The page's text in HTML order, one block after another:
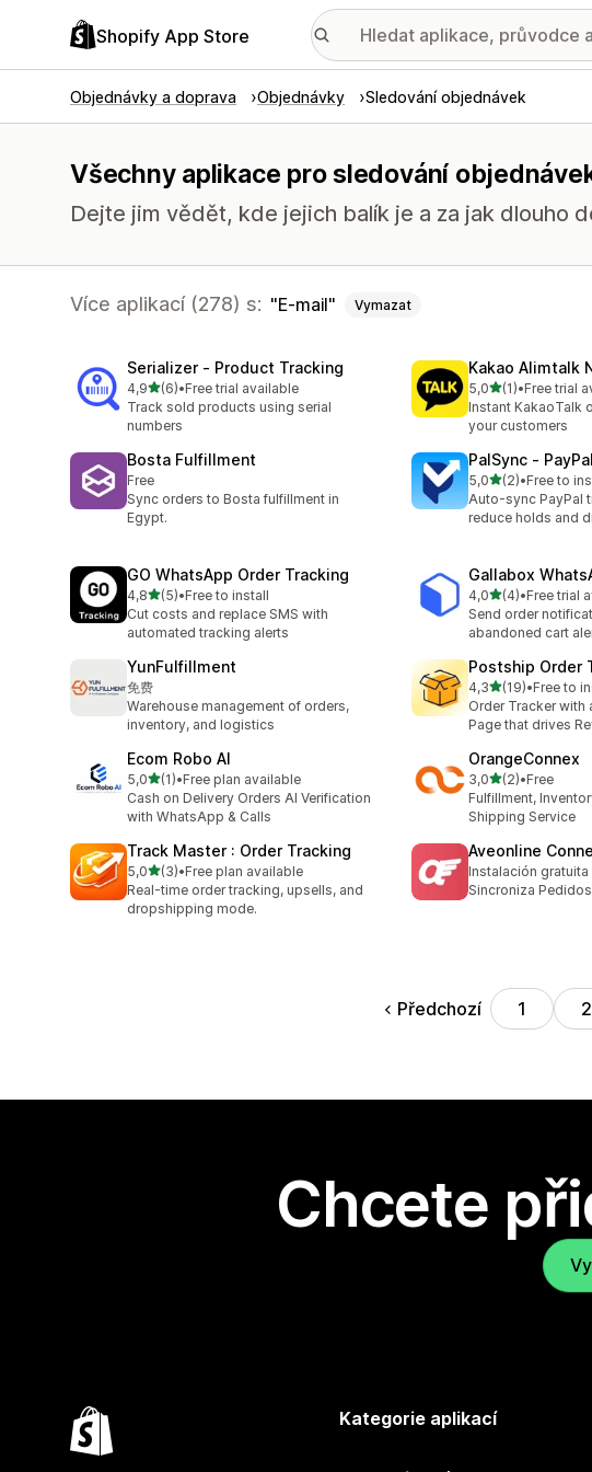
Shopify App Store
Objednávky a doprava Objednávky Sledování objednávek
Všechny aplikace pro sledování
Dejte jim vědět, kde jejich balík je a za jak dlouho
Více aplikací (278) s: E-mail Vymazat
Serializer ‑ Product Tracking
4,9z 5 hvězd
(6)
Celkový počet recenzí: 6
•Free trial available
Track sold products using serial
numbers
Kakao Alimtalk
5,0z 5 hvězd
(1)
Celkový počet
•Free trial
Instant KakaoTalk
your customers
Bosta Fulfillment
Free
Sync orders to Bosta fulfillment in
Egypt.
PalSync ‑
5,0z 5 hvězd
(2)
Celkový počet
•Free to
Auto-sync PayPal
reduce holds and
GO WhatsApp Order Tracking
4,8z 5 hvězd
(5)
Celkový počet recenzí: 5
•Free to install
Cut costs and replace SMS with
automated tracking alerts
Gallabox
4,0z 5 hvězd
(4)
Celkový počet
•Free trial
Send order
abandoned cart
YunFulfillment
免费
Warehouse management of orders,
inventory, and logistics
Postship Order
4,3z 5 hvězd
(19)
Celkový počet
•Free to
Order Tracker with
Page that drives
Ecom Robo AI
5,0z 5 hvězd
(1)
Celkový počet recenzí: 1
•Free plan available
Cash on Delivery Orders AI Verification
with WhatsApp & Calls
OrangeConnex
3,0z 5 hvězd
(2)
Celkový počet
•Free
Fulfillment,
Shipping Service
Track Master : Order Tracking
5,0z 5 hvězd
(3)
Celkový počet recenzí: 3
•Free plan available
Real-time order tracking, upsells, and
dropshipping mode.
Aveonline
Instalación gratuita
Sincroniza
Předchozí 1 2
Chcete
Kategorie aplikací